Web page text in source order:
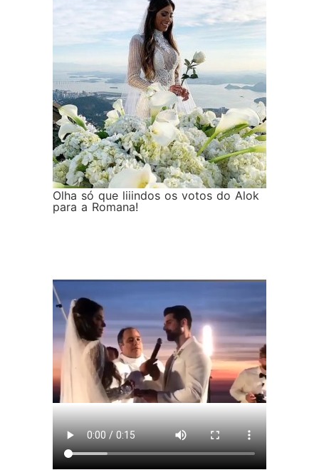
Olha só que liiindos os votos do Alok
para a Romana!